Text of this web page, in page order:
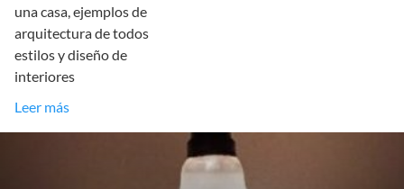
una casa, ejemplos de
arquitectura de todos
estilos y diseño de
interiores
Leer más